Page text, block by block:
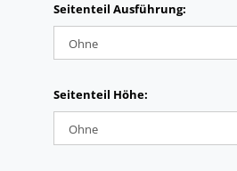
Seitenteil Ausführung:
Seitenteil Höhe: